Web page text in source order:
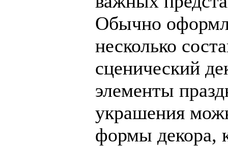
Обычно
несколько
сценический
элементы
украшения
формы декора,